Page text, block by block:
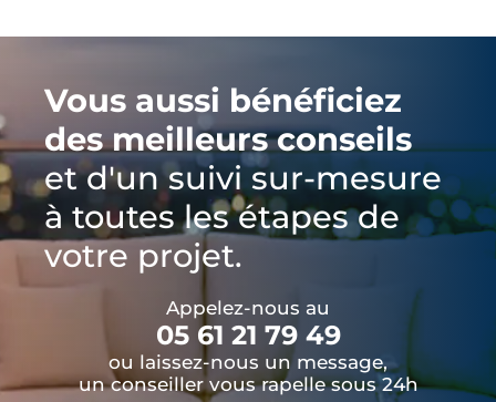
Vous aussi bénéficiez
des meilleurs conseils
et d'un suivi sur-mesure
à toutes les étapes de
votre projet.
Appelez-nous au
05 61 21 79 49
ou laissez-nous un message,
un conseiller vous rapelle sous 24h